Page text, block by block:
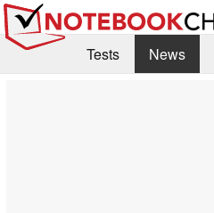
Tests News